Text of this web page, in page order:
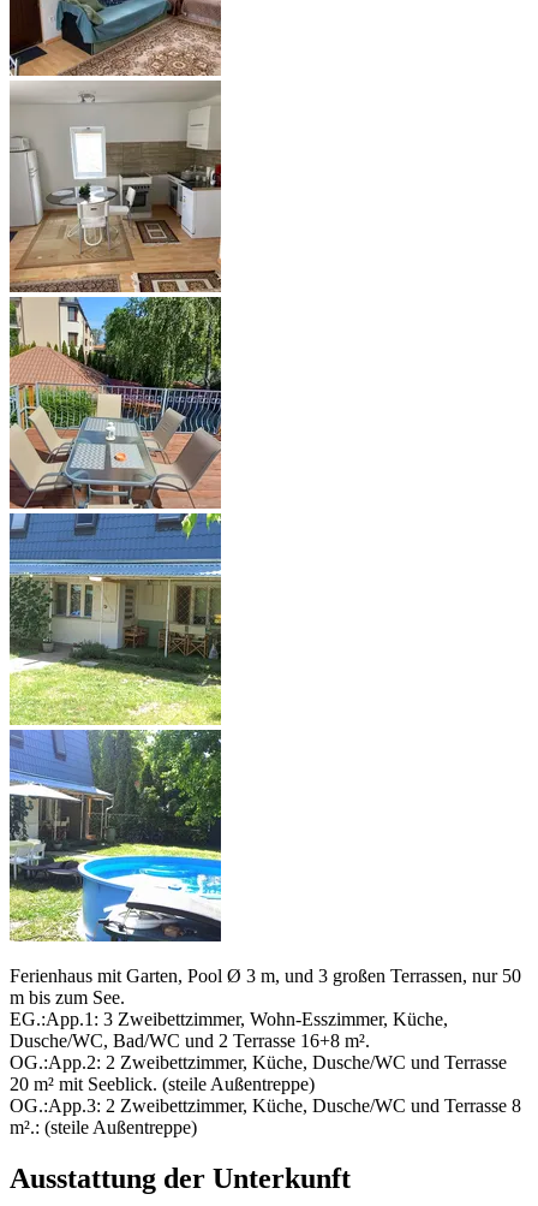
Ferienhaus mit Garten, Pool Ø 3 m, und 3 großen Terrassen, nur 50
m bis zum See.
EG.:App.1: 3 Zweibettzimmer, Wohn-Esszimmer, Küche,
Dusche/WC, Bad/WC und 2 Terrasse 16+8 m².
OG.:App.2: 2 Zweibettzimmer, Küche, Dusche/WC und Terrasse
20 m² mit Seeblick. (steile Außentreppe)
OG.:App.3: 2 Zweibettzimmer, Küche, Dusche/WC und Terrasse 8
m².: (steile Außentreppe)
Ausstattung der Unterkunft